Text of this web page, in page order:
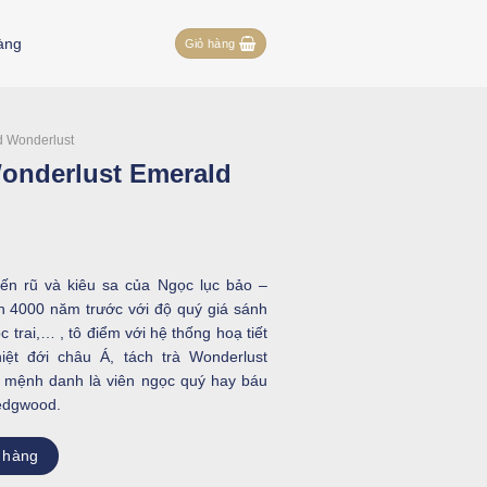
Giỏ hàng
Wonderlust
Emerald
rũ và kiêu sa của Ngọc lục bảo –
4000 năm trước với độ quý giá sánh
trai,… , tô điểm với hệ thống hoạ tiết
đới châu Á, tách trà Wonderlust
danh là viên ngọc quý hay báu
Forest số lượng